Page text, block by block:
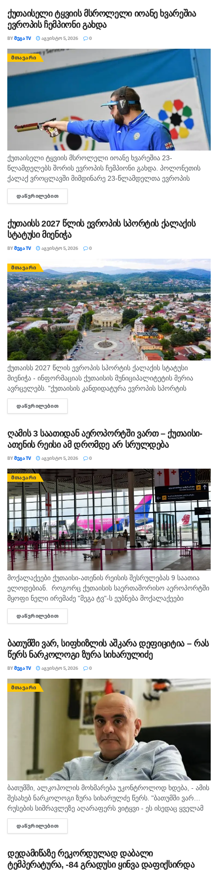
ქუთაისელი ტყვიის მსროლელი იოანე ხვარეშია
ევროპის ჩემპიონი გახდა
BYᲛᲔᲒᲐ TV ᲐᲒᲕᲘᲡᲢᲝ 5, 2026 0
ᲛᲗᲐᲕᲐᲠᲘ
ქუთაისელი ტყვიის მსროლელი იოანე ხვარეშია 23-
წლამდელებს შორის ევროპის ჩემპიონი გახდა. პოლონეთის
ქალაქ ვროცლავში მიმდინარე 23-წლამდელთა ევროპის
ჩემპიონატზე ქუთაისელმა ტყვიის მსროლელმა იოანე
ხვარეშიამ ბრწყინვალედ იასპარეზა და ოქროს მედალი
ᲓᲐᲬᲕᲠᲘᲚᲔᲑᲘᲗ
ქუთაისს 2027 წლის ევროპის სპორტის ქალაქის
სტატუსი მიენიჭა
BYᲛᲔᲒᲐ TV ᲐᲒᲕᲘᲡᲢᲝ 5, 2026 0
ᲛᲗᲐᲕᲐᲠᲘ
ქუთაისს 2027 წლის ევროპის სპორტის ქალაქის სტატუსი
მიენიჭა - ინფორმაციას ქუთაისის მუნიციპალიტეტის მერია
ავრცელებს. "ქუთაისის კანდიდატურა ევროპის სპორტის
დედაქალაქებისა და ქალაქების ფედერაციაში ( ACES )
„ევროპის სპორტის ქალაქი 2027“-ის სტატუსის...
ᲓᲐᲬᲕᲠᲘᲚᲔᲑᲘᲗ
ღამის 3 საათიდან აეროპორტში ვართ – ქუთაისი-
ათენის რეისი ამ დრომდე არ სრულდება
BYᲛᲔᲒᲐ TV ᲐᲒᲕᲘᲡᲢᲝ 5, 2026 0
ᲛᲗᲐᲕᲐᲠᲘ
მოქალაქეები ქუთაისი-ათენის რეისის შესრულებას 9 საათია
ელოდებიან. როგორც ქუთაისის საერთაშორისო აეროპორტში
მყოფი ნელი ირემაძე "მეგა ტვ"-ს ეუბნება მოქალაქეები
შუაღამის შემდეგ ელოდებიან რეისს, თუმცა მათი ფრენა უკვე
ორჯერ გადაიდო. მისივე თქმით...
ᲓᲐᲬᲕᲠᲘᲚᲔᲑᲘᲗ
ბათუმში ვარ, სიფხიზლის აშკარა დეფიციტია – რას
წერს ნარკოლოგი ზურა სიხარულიძე
BYᲛᲔᲒᲐ TV ᲐᲒᲕᲘᲡᲢᲝ 5, 2026 0
ᲛᲗᲐᲕᲐᲠᲘ
ბათუმში, ალკოჰოლის მოხმარება უკონტროლოდ ხდება, - ამის
შესახებ ნარკოლოგი ზურა სიხარულძე წერს. "ბათუმში ვარ…
რუსების სიმრავლეზე აღარაფერს ვიტყვი - ეს ისედაც ყველამ
იცის. მინდა სხვა, უფრო მნიშვნელოვანი საკითხი
გამოვყო.პირველი, რაც თვალში...
ᲓᲐᲬᲕᲠᲘᲚᲔᲑᲘᲗ
დედამიწაზე რეკორდულად დაბალი
ტემპერატურა, -84 გრადუსი ყინვა დაფიქსირდა